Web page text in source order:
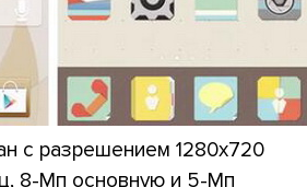
с разрешением 1280x720
8-Мп основную и 5-Мп